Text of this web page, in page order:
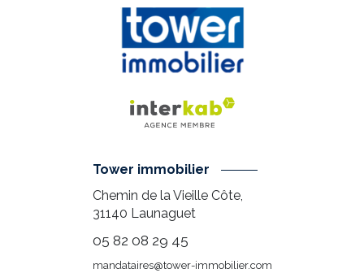
Tower immobilier
Chemin de la Vieille Côte,
31140 Launaguet
05 82 08 29 45
mandataires@tower-immobilier.com